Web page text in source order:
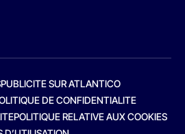
PUBLICITE SUR ATLANTICO
DE CONFIDENTIALITE
POLITIQUE RELATIVE AUX COOKIES